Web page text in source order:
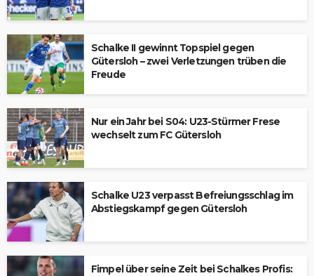
Schalke II gewinnt Topspiel gegen
Gütersloh – zwei Verletzungen trüben die
Freude
Nur ein Jahr bei S04: U23-Stürmer Frese
wechselt zum FC Gütersloh
Schalke U23 verpasst Befreiungsschlag im
Abstiegskampf gegen Gütersloh
Fimpel über seine Zeit bei Schalkes Profis: